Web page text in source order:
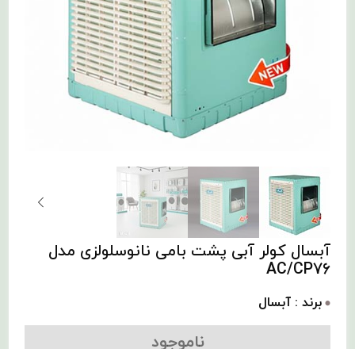
آبسال کولر آبی پشت بامی نانوسلولزی مدل
AC/CP76
برند : آبسال
ناموجود